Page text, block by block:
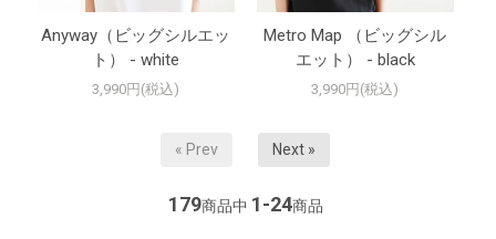
Anyway（ビッグシルエッ
ト） - white
3,990円(税込)
Metro Map （ビッグシル
エット） - black
3,990円(税込)
« Prev Next »
179商品中 1-24商品